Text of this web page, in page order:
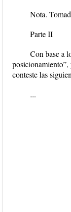
Nota.
Parte II
Con base a
conteste las
...